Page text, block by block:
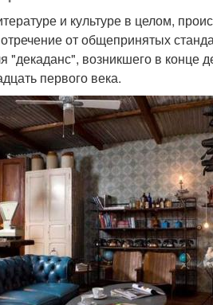
и культуре в целом,
от общепринятых
возникшего в конце
первого века.